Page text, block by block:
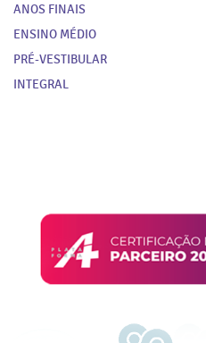
ANOS FINAIS
ENSINO MÉDIO
PRÉ-VESTIBULAR
INTEGRAL